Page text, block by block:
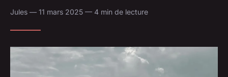
Jules — 11 mars 2025 — 4 min de lecture